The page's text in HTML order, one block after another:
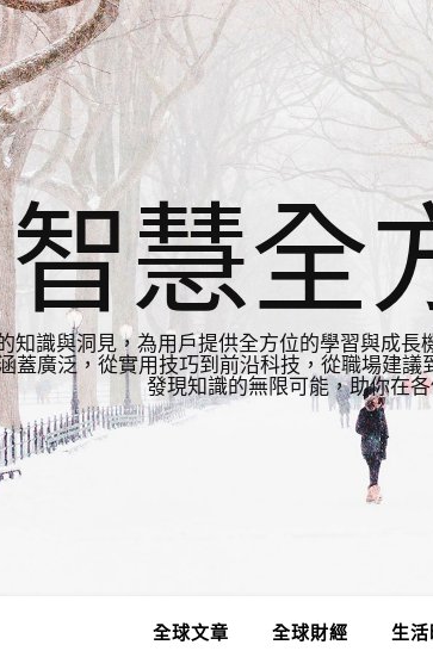
智慧全
識與洞見，為用戶提供全方位的學習與成
蓋廣泛，從實用技巧到前沿科技，從職場建
發現知識的無限可能，助你在
全球文章 全球財經 生